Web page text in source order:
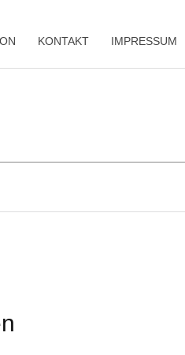
KONTAKT IMPRESSUM